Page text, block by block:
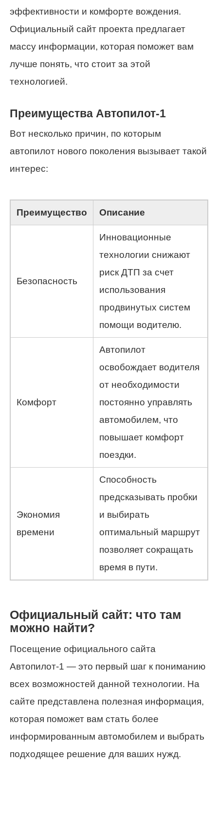
эффективности и комфорте вождения.
Официальный сайт проекта предлагает
массу информации, которая поможет вам
лучше понять, что стоит за этой
технологией.
Преимущества Автопилот-1
Вот несколько причин, по которым
автопилот нового поколения вызывает такой
интерес:
Преимущество Описание
Безопасность
Инновационные
технологии снижают
риск ДТП за счет
использования
продвинутых систем
помощи водителю.
Комфорт
Автопилот
освобождает водителя
от необходимости
постоянно управлять
автомобилем, что
повышает комфорт
поездки.
Экономия
времени
Способность
предсказывать пробки
и выбирать
оптимальный маршрут
позволяет сокращать
время в пути.
Официальный сайт: что там
можно найти?
Посещение официального сайта
Автопилот-1 — это первый шаг к пониманию
всех возможностей данной технологии. На
сайте представлена полезная информация,
которая поможет вам стать более
информированным автомобилем и выбрать
подходящее решение для ваших нужд.